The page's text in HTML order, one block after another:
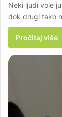
Neki ljudi vole
dok drugi tako
Pročitaj više